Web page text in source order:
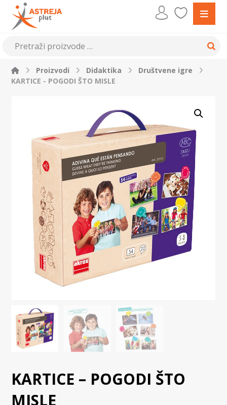
Proizvodi Didaktika
Društvene igre
KARTICE - POGODI ŠTO MISLE
KARTICE – POGODI ŠTO
MISLE